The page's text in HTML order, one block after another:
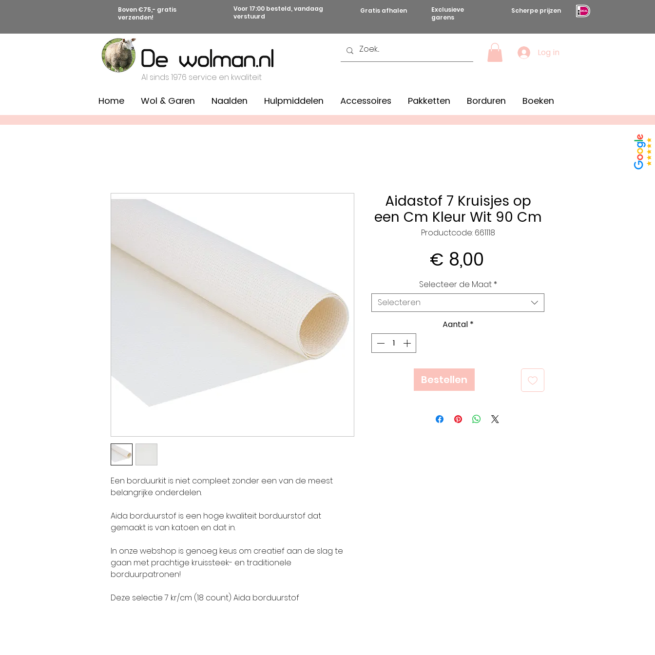
Boven €75,- gratis
verzenden!
Voor 17:00 besteld, vandaag
verstuurd
Gratis afhalen
Exclusieve
garens
Scherpe prijzen
Al sinds 1976 service en kwaliteit
Log in
Home Wol & Garen Naalden Hulpmiddelen Accessoires Pakketten Borduren Boeken
Een borduurkit is niet compleet zonder een van de meest
belangrijke onderdelen.
Aida borduurstof is een hoge kwaliteit borduurstof dat
gemaakt is van katoen en dat in.
In onze webshop is genoeg keus om creatief aan de slag te
gaan met prachtige kruissteek- en traditionele
borduurpatronen!
Deze selectie 7 kr/cm (18 count) Aida borduurstof
Aidastof 7 Kruisjes op
een Cm Kleur Wit 90 Cm
Productcode: 661118
€ 8,00
Selecteer de Maat *
Selecteren
Aantal *
Bestellen